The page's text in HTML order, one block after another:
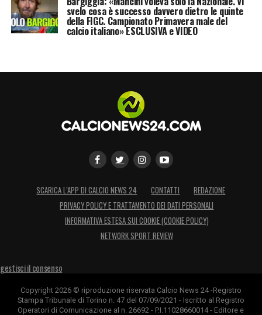
svelo cosa è successo davvero dietro le quinte
della FIGC. Campionato Primavera male del
calcio italiano» ESCLUSIVA e VIDEO
SCARICA L’APP DI CALCIO NEWS 24 CONTATTI
REDAZIONE
PRIVACY POLICY E TRATTAMENTO DEI DATI PERSONALI
INFORMATIVA ESTESA SUI COOKIE (COOKIE POLICY)
NETWORK SPORT REVIEW
gestisci il consenso
Copyright 2026 © riproduzione riservata Calcio News 24 -Registro
Stampa Tribunale di Torino n. 47 del 07/09/2021 - Iscritto al Registro
Operatori di Comunicazione al n. 26692 - P.I.11028660014 - Editore e